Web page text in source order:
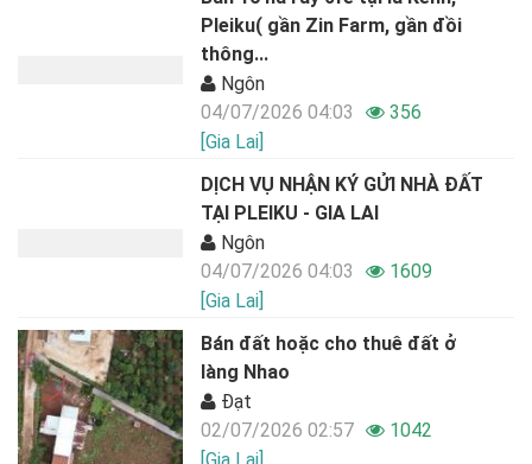
Pleiku( gần Zin Farm, gần đồi
thông...
Ngôn
04/07/2026 04:03
356
[Gia Lai]
DỊCH VỤ NHẬN KÝ GỬI NHÀ ĐẤT
TẠI PLEIKU - GIA LAI
Ngôn
04/07/2026 04:03
1609
[Gia Lai]
Bán đất hoặc cho thuê đất ở
làng Nhao
Đạt
02/07/2026 02:57
1042